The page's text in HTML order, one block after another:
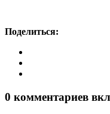
Поделиться:
0 комментариев